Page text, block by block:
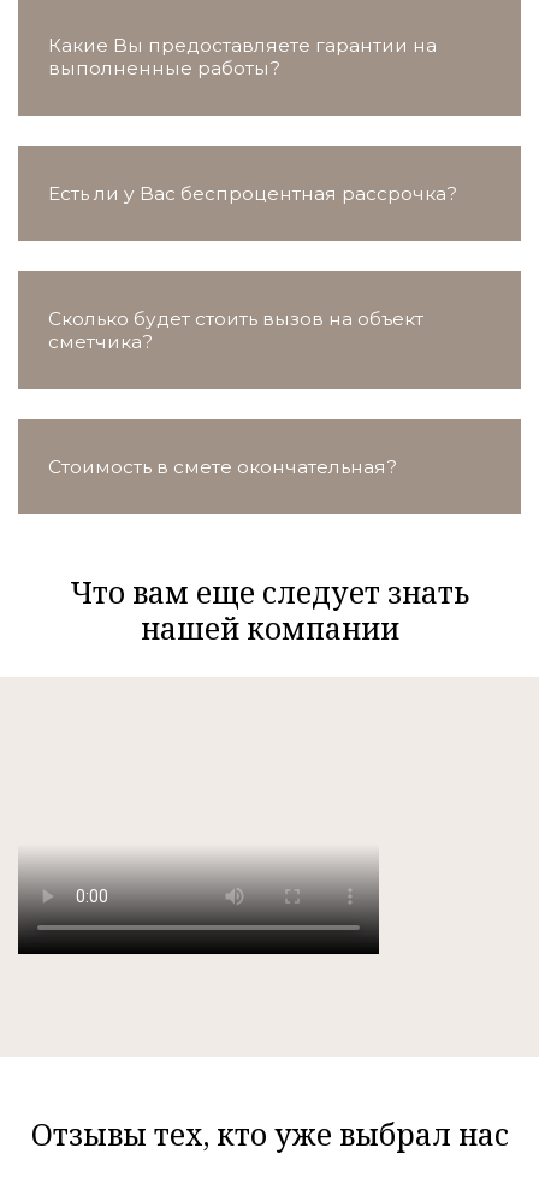
Какие Вы предоставляете гарантии на
выполненные работы?
Есть ли у Вас беспроцентная рассрочка?
Сколько будет стоить вызов на объект
сметчика?
Стоимость в смете окончательная?
Что вам еще следует знать
нашей компании
Отзывы тех, кто уже выбрал нас